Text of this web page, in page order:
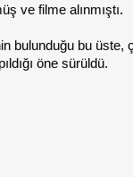
ve filme alınmıştı.
bulunduğu bu üste,
öne sürüldü.